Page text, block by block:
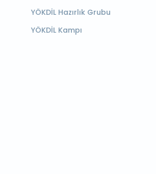
YÖKDİL Hazırlık Grubu
YÖKDİL Kampı